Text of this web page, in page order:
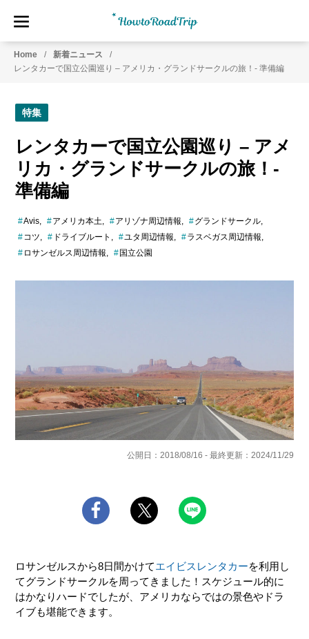
HowtoRoadTrip.com
Home
新着ニュース
レンタカーで国立公園巡り – アメリカ・グランドサークルの旅！- 準備編
特集
レンタカーで国立公園巡り – アメ
リカ・グランドサークルの旅！-
準備編
Avis アメリカ本土 アリゾナ周辺情報
グランドサークル
コツ
ドライブルート ユタ周辺情報
ラスベガス周辺情報
ロサンゼルス周辺情報
国立公園
公開日：2018/08/16 - 最終更新：2024/11/29
ロサンゼルスから8日間かけてエイビスレンタカーを利用し
てグランドサークルを周ってきました！スケジュール的に
はかなりハードでしたが、アメリカならではの景色やドラ
イブも堪能できます。